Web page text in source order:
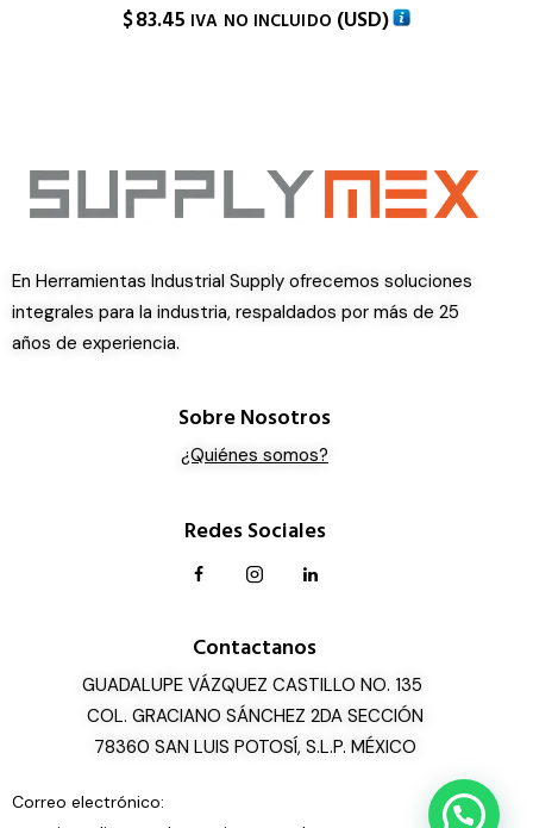
$83.45 IVA NO INCLUIDO (USD)
En Herramientas Industrial Supply ofrecemos soluciones
integrales para la industria, respaldados por más de 25
años de experiencia.
Sobre Nosotros
¿Quiénes somos?
Redes Sociales
Contactanos
GUADALUPE VÁZQUEZ CASTILLO NO. 135
COL. GRACIANO SÁNCHEZ 2DA SECCIÓN
78360 SAN LUIS POTOSÍ, S.L.P. MÉXICO
Correo electrónico: